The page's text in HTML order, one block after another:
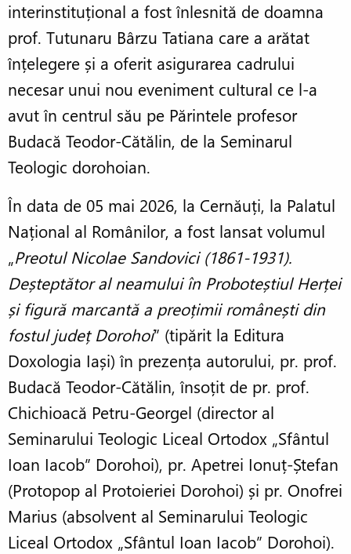
interinstituțional a fost înlesnită de doamna
prof. Tutunaru Bârzu Tatiana care a arătat
înțelegere și a oferit asigurarea cadrului
necesar unui nou eveniment cultural ce l-a
avut în centrul său pe Părintele profesor
Budacă Teodor-Cătălin, de la Seminarul
Teologic dorohoian.
În data de 05 mai 2026, la Cernăuți, la Palatul
Național al Românilor, a fost lansat volumul
„Preotul Nicolae Sandovici (1861-1931).
Deșteptător al neamului în Proboteștiul Herței
și figură marcantă a preoțimii românești din
fostul județ Dorohoi” (tipărit la Editura
Doxologia Iași) în prezența autorului, pr. prof.
Budacă Teodor-Cătălin, însoțit de pr. prof.
Chichioacă Petru-Georgel (director al
Seminarului Teologic Liceal Ortodox „Sfântul
Ioan Iacob” Dorohoi), pr. Apetrei Ionuț-Ștefan
(Protopop al Protoieriei Dorohoi) și pr. Onofrei
Marius (absolvent al Seminarului Teologic
Liceal Ortodox „Sfântul Ioan Iacob” Dorohoi).